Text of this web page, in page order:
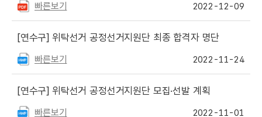
빠른보기 2022-12-09
[연수구] 위탁선거 공정선거지원단 최종 합격자 명단
빠른보기 2022-11-24
[연수구] 위탁선거 공정선거지원단 모집·선발 계획
빠른보기 2022-11-01